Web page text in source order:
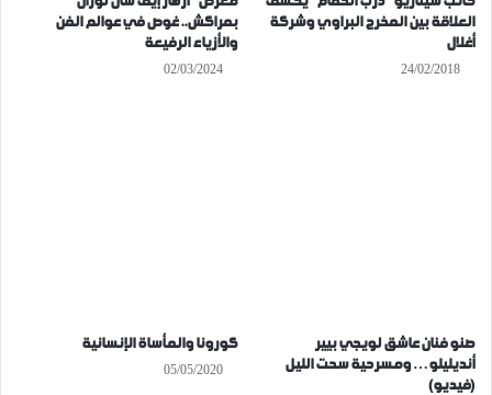
العلاقة بين المخرج البراوي وشركة
أغلال
24/02/2018
بمراكش.. غوص في عوالم الفن
والأزياء الرفيعة
02/03/2024
صنو فنان عاشق لويجي بيير
أنديليلو… ومسرحية سحت الليل
(فيديو)
كورونا والمأساة الإنسانية
05/05/2020